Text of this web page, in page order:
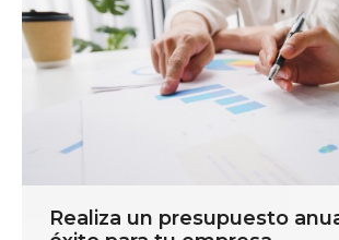
Realiza un presupuesto